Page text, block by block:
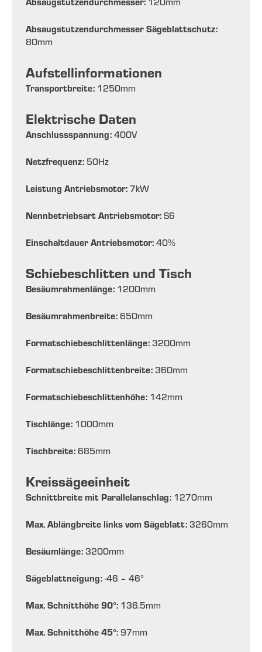
Absaugstutzendurchmesser Sägeblattschutz:
80mm
Aufstellinformationen
Transportbreite: 1250mm
Elektrische Daten
Anschlussspannung: 400V
Netzfrequenz: 50Hz
Leistung Antriebsmotor: 7kW
Nennbetriebsart Antriebsmotor: S6
Einschaltdauer Antriebsmotor: 40%
Schiebeschlitten und Tisch
Besäumrahmenlänge: 1200mm
Besäumrahmenbreite: 650mm
Formatschiebeschlittenlänge: 3200mm
Formatschiebeschlittenbreite: 360mm
Formatschiebeschlittenhöhe: 142mm
Tischlänge: 1000mm
Tischbreite: 685mm
Kreissägeeinheit
Schnittbreite mit Parallelanschlag: 1270mm
Max. Ablängbreite links vom Sägeblatt: 3260mm
Besäumlänge: 3200mm
Sägeblattneigung: -46 – 46°
Max. Schnitthöhe 90°: 136.5mm
Max. Schnitthöhe 45°: 97mm